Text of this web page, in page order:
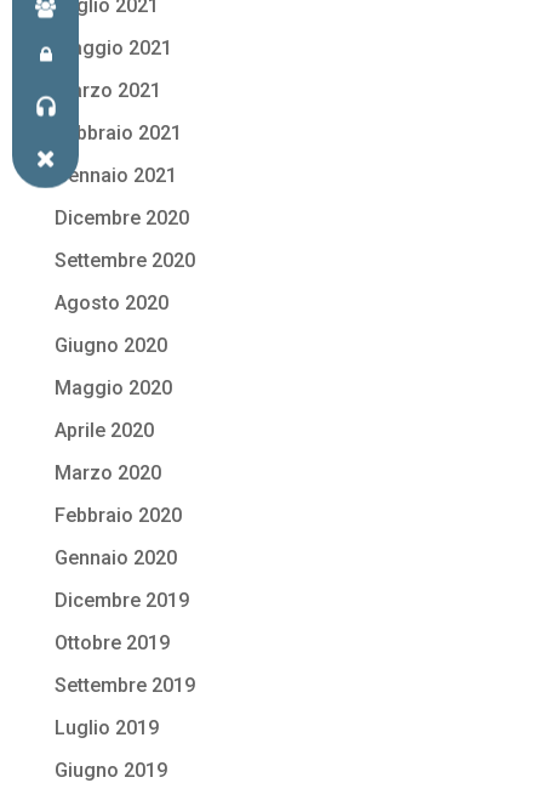
Luglio 2021
Maggio 2021
Marzo 2021
Febbraio 2021
Gennaio 2021
Dicembre 2020
Settembre 2020
Agosto 2020
Giugno 2020
Maggio 2020
Aprile 2020
Marzo 2020
Febbraio 2020
Gennaio 2020
Dicembre 2019
Ottobre 2019
Settembre 2019
Luglio 2019
Giugno 2019